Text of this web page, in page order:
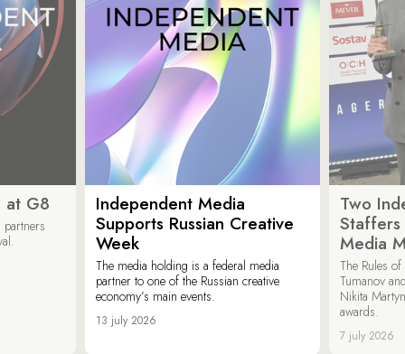
at G8
Independent Media
Supports Russian Creative
Week
The media holding is a federal media
partner to one of the Russian creative
economy’s main events.
13 july 2026
Two
Media
The Rules
Tumanov
Nikita
awards.
7 july 2026